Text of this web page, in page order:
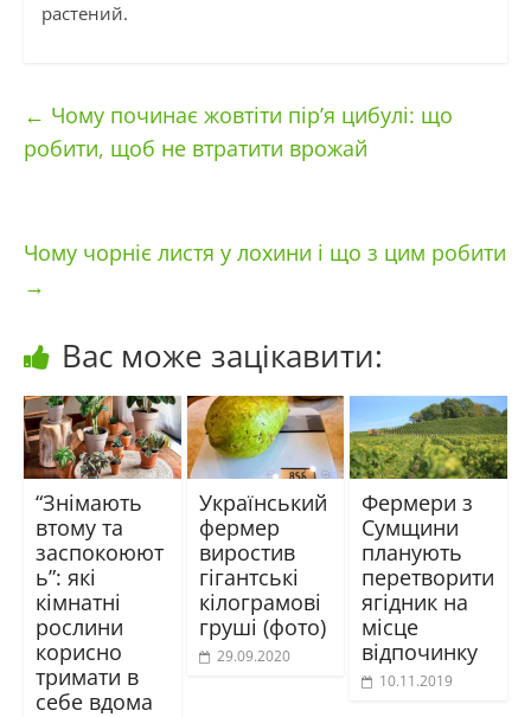
растений.
← Чому починає жовтіти пір’я цибулі: що
робити, щоб не втратити врожай
Чому чорніє листя у лохини і що з цим робити
→
Вас може зацікавити:
“Знімають
втому та
заспокоюют
ь”: які
кімнатні
рослини
корисно
тримати в
себе вдома
Український
фермер
виростив
гігантські
кілограмові
груші (фото)
29.09.2020
Фермери з
Сумщини
планують
перетворити
ягідник на
місце
відпочинку
10.11.2019